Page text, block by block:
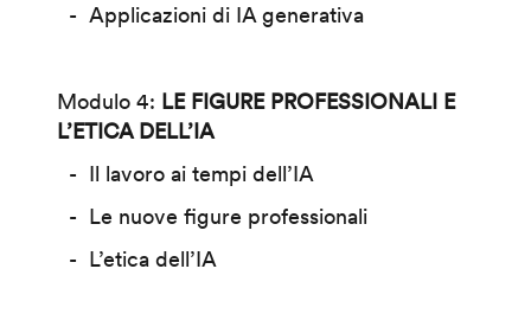
Applicazioni di IA generativa
Modulo 4: LE FIGURE PROFESSIONALI E
L’ETICA DELL’IA
Il lavoro ai tempi dell’IA
Le nuove figure professionali
L’etica dell’IA